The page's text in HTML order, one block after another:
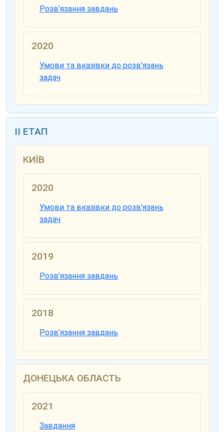
Розв’язання завдань
2020
Умови та вказівки до розв’язань
задач
ІІ ЕТАП
КИЇВ
2020
Умови та вказівки до розв’язань
задач
2019
Розв’язання завдань
2018
Розв’язання завдань
ДОНЕЦЬКА ОБЛАСТЬ
2021
Завдання